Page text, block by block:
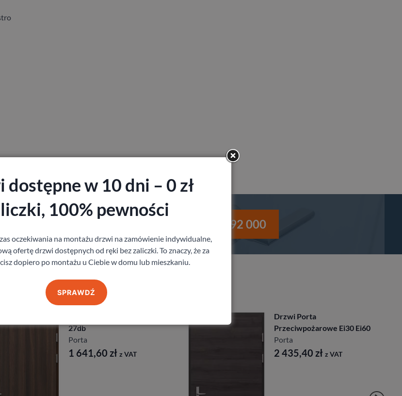
Doradcy przy wyborze drzwi 530 992 000
z kategorii Drzwi zewnętrzne
Przeciwpożarowe Ei30 Ei60
Porta
2 435,40zł z VAT
Drzwi Porta Enduro
Porta
1 819,80
dostępne w 10 dni – 0 zł
100% pewności
oczekiwania na montażu drzwi na zamówienie indywidualne,
ofertę drzwi dostępnych od ręki bez zaliczki. To znaczy, że za
dopiero po montażu u Ciebie w domu lub mieszkaniu.
SPRAWDŹ